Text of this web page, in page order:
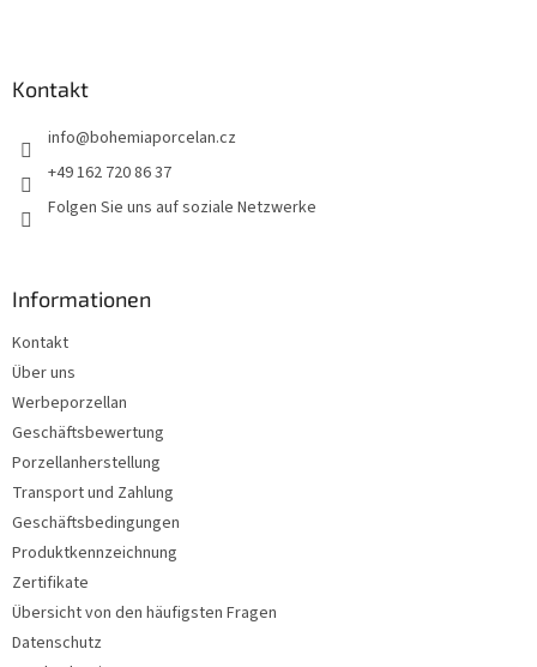
Kontakt
info@bohemiaporcelan.cz
+49 162 720 86 37
Folgen Sie uns auf soziale Netzwerke
Informationen
Kontakt
Über uns
Werbeporzellan
Geschäftsbewertung
Porzellanherstellung
Transport und Zahlung
Geschäftsbedingungen
Produktkennzeichnung
Zertifikate
Übersicht von den häufigsten Fragen
Datenschutz